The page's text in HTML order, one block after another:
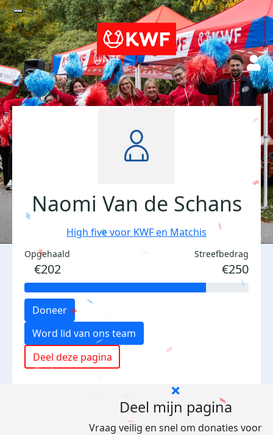
Naomi Van de Schans
High five voor KWF en Matchis
Opgehaald
€202
Streefbedrag
€250
Doneer
Word lid van ons team
Deel deze pagina
Deel mijn pagina
Vraag veilig en snel om donaties voor